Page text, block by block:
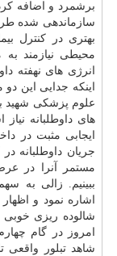
برشمرد و اضافه
سازماندهی شده
بهتری در کنترل
محیطی نیازمند
انرژی های نهفته
اینکه جدایی این
علوم پزشکی شهید
های داوطلبانه
ایجابی مثبت در
جریان داوطلبانه
مستمر آنرا در
ببینیم. زالی به
اشاره نمود و
شالوده ریزی
امروز در گام
شاهد تبلور واقعی